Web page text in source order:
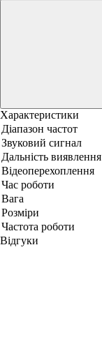
Характеристики
Діапазон частот
Звуковий сигнал
Дальність виявлення
Відеоперехоплення
Час роботи
Вага
Розміри
Частота роботи
Відгуки